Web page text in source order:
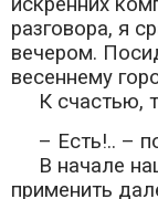
разговора, я
вечером.
весеннему
К счастью,
– Есть!.. –
В начале
применить